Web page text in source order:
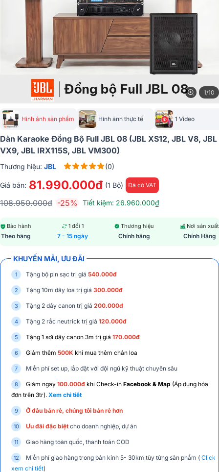
1/10
Hình ảnh sản phẩm Hình ảnh thực tế 1 Video
Dàn Karaoke Đồng Bộ Full JBL 08 (JBL XS12, JBL V8, JBL
VX9, JBL IRX115S, JBL VM300)
Thương hiệu: JBL (0)
Giá bán: 81.990.000đ (1 Bộ) Đã có VAT
108.950.000đ -25% Tiết kiệm: 26.960.000₫
Bảo hành
Theo hãng
1 đổi 1
7 - 15 ngày
Thương hiệu
Chính hãng
Nơi sản xuất
Chính Hãng
KHUYẾN MÃI, ƯU ĐÃI
Tặng bộ pin sạc trị giá 540.000đ
Tặng 10m dây loa trị giá 300.000đ
Tặng 2 dây canon trị giá 200.000đ
Tặng 2 rắc neutrick trị giá 120.000đ
Tặng 1 sợi dây canon 3m trị giá 170.000đ
Giảm thêm 500K khi mua thêm chân loa
Miễn phí set up, lắp đặt với đội ngũ kỹ thuật chuyên sâu
Giảm ngay 100.000đ khi Check-in Facebook & Map (Áp dụng hóa
đơn trên 3tr). Xem chi tiết
Ở đâu bán rẻ, chúng tôi bán rẻ hơn
Ưu đãi đặc biệt cho doanh nghiệp, dự án
Giao hàng toàn quốc, thanh toán COD
Miễn phí giao hàng trong bán kính 5- 30km tùy từng sản phẩm ( Click
xem chi tiết)